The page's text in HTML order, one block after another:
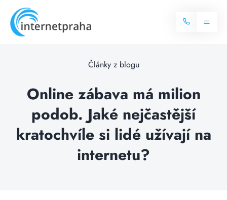
content
Toggle
Balíčky internetu
Více o internetu
Často hledané dotazy
Televize
Články z blogu
Online zábava má milion
podob. Jaké nejčastější
kratochvíle si lidé užívají na
internetu?